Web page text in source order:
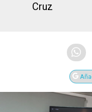
Cruz